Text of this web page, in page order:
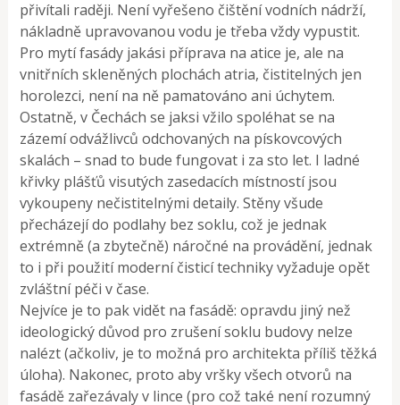
přivítali raději. Není vyřešeno čištění vodních nádrží,
nákladně upravovanou vodu je třeba vždy vypustit.
Pro mytí fasády jakási příprava na atice je, ale na
vnitřních skleněných plochách atria, čistitelných jen
horolezci, není na ně pamatováno ani úchytem.
Ostatně, v Čechách se jaksi vžilo spoléhat se na
zázemí odvážlivců odchovaných na pískovcových
skalách – snad to bude fungovat i za sto let. I ladné
křivky plášťů visutých zasedacích místností jsou
vykoupeny nečistitelnými detaily. Stěny všude
přecházejí do podlahy bez soklu, což je jednak
extrémně (a zbytečně) náročné na provádění, jednak
to i při použití moderní čisticí techniky vyžaduje opět
zvláštní péči v čase.
Nejvíce je to pak vidět na fasádě: opravdu jiný než
ideologický důvod pro zrušení soklu budovy nelze
nalézt (ačkoliv, je to možná pro architekta příliš těžká
úloha). Nakonec, proto aby vršky všech otvorů na
fasádě zařezávaly v lince (pro což také není rozumný